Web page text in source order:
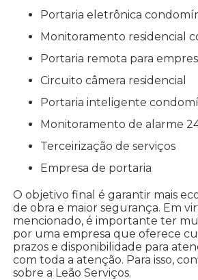
portaria eletrônica
monitoramento residencial
portaria remota para
circuito câmera residencial
portaria inteligente
monitoramento de alarme
terceirização de serviços
empresa de portaria
O objetivo final é garantir mais
de obra e maior segurança. Em
mencionado, é importante ter
por uma empresa que oferece
prazos e disponibilidade para
com toda a atenção. Para isso,
sobre a Leão Serviços.